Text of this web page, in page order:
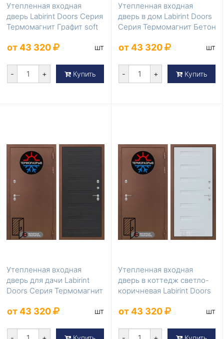
Утепленная входная
дверь Labirint Doors Серия
Термомагнит Графит soft
от 43 320 шт
- + Купить
Утепленная входная
дверь в дом Labirint Doors
Серия Термомагнит Бетон
от 43 320 шт
- + Купить
Утепленная входная
дверь для дачи Labirint
Doors Серия Термомагнит
от 43 320 шт
Утепленная входная
дверь в коттедж светло-
коричневая Labirint Doors
от 43 320 шт